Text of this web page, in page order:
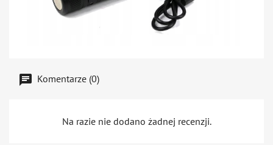
Komentarze (0)
Na razie nie dodano żadnej recenzji.